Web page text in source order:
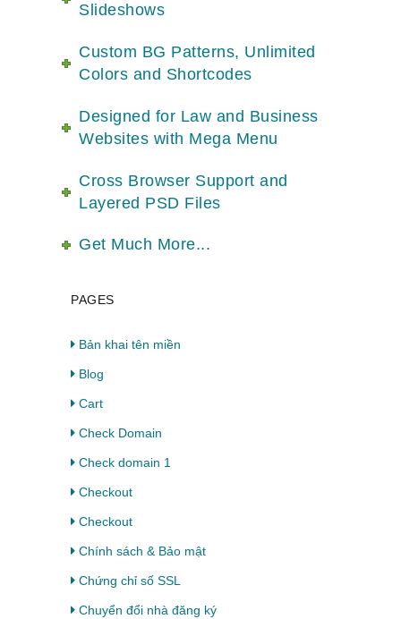
Slideshows
Custom BG Patterns, Unlimited
Colors and Shortcodes
Designed for Law and Business
Websites with Mega Menu
Cross Browser Support and
Layered PSD Files
Get Much More...
PAGES
Bản khai tên miền
Blog
Cart
Check Domain
Check domain 1
Checkout
Checkout
Chính sách & Bảo mật
Chứng chỉ số SSL
Chuyển đổi nhà đăng ký